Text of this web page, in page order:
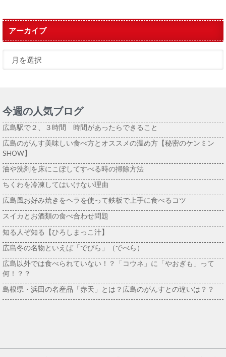
アーカイブ
今週の人気ブログ
広島駅で２、３時間 時間があったらできること
広島のがんす美味しい食べ方とオススメの温め方【秘密のケンミン
SHOW】
油や洗剤を床にこぼしてすべる時の掃除方法
ちくわを冷凍してはいけない理由
広島風お好み焼きをヘラを使って鉄板で上手に食べるコツ
スイカとお酒類の食べ合わせ問題
知る人ぞ知る【ひろしまっこ汁】
広島冬の名物といえば「でびら」（でべら）
広島以外では食べられていない！？「コウネ」に「やおぎも」って
何！？？
島根県・浜田の名産品「赤天」とは？広島のがんすとの違いは？？